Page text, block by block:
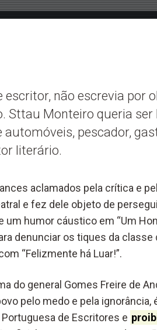
não escrevia por
Sttau Monteiro queria
automóveis, pescador,
literário.
aclamados pela crítica e
e fez dele objeto de
um humor cáustico em “Um
denunciar os tiques da
“Felizmente há Luar!”.
do general Gomes Freire de
pelo medo e pela ignorância,
de Escritores e